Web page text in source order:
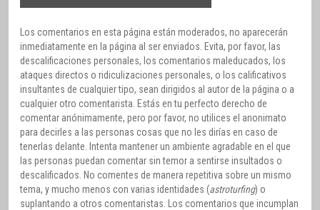
Los comentarios en esta página están moderados, no aparecerán
inmediatamente en la página al ser enviados. Evita, por favor, las
descalificaciones personales, los comentarios maleducados, los
ataques directos o ridiculizaciones personales, o los calificativos
insultantes de cualquier tipo, sean dirigidos al autor de la página o a
cualquier otro comentarista. Estás en tu perfecto derecho de
comentar anónimamente, pero por favor, no utilices el anonimato
para decirles a las personas cosas que no les dirías en caso de
tenerlas delante. Intenta mantener un ambiente agradable en el que
las personas puedan comentar sin temor a sentirse insultados o
descalificados. No comentes de manera repetitiva sobre un mismo
tema, y mucho menos con varias identidades (astroturfing) o
suplantando a otros comentaristas. Los comentarios que incumplan